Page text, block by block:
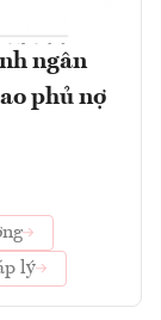
ngân
phủ nợ
lý